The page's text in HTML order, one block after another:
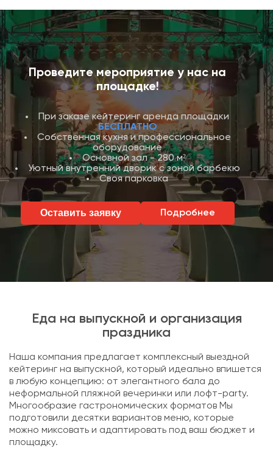
Проведите мероприятие у нас на
площадке!
При заказе кейтеринг аренда площадки
БЕСПЛАТНО
Собственная кухня и профессиональное
оборудование
Основной зал - 280 м²
Уютный внутренний дворик с зоной барбекю
Своя парковка
Оставить заявку Подробнее
Еда на выпускной и организация
праздника
Наша компания предлагает комплексный выездной
кейтеринг на выпускной, который идеально впишется
в любую концепцию: от элегантного бала до
неформальной пляжной вечеринки или лофт-party.
Многообразие гастрономических форматов Мы
подготовили десятки вариантов меню, которые
можно миксовать и адаптировать под ваш бюджет и
площадку.